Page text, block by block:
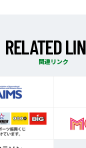
RELATEDLIN
関連リンク